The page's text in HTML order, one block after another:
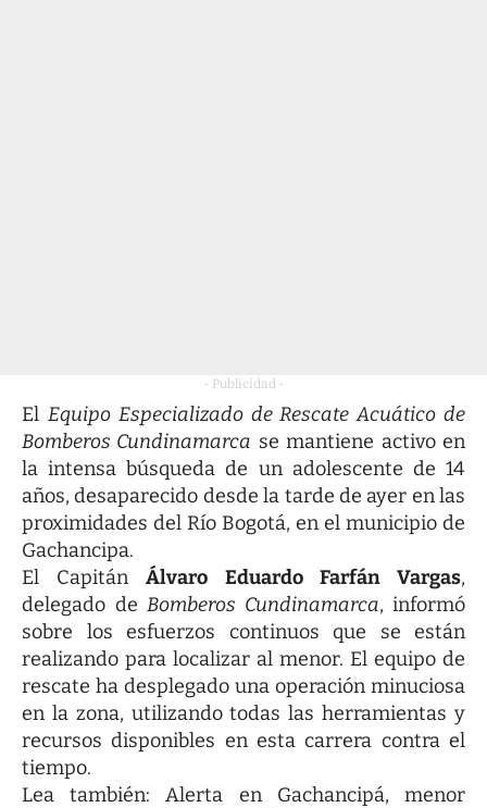
- Publicidad -
El Equipo Especializado de Rescate Acuático de
Bomberos Cundinamarca se mantiene activo en
la intensa búsqueda de un adolescente de 14
años, desaparecido desde la tarde de ayer en las
proximidades del Río Bogotá, en el municipio de
Gachancipa.
El CapitánÁlvaro Eduardo Farfán Vargas,
delegado de Bomberos Cundinamarca, informó
sobre los esfuerzos continuos que se están
realizando para localizar al menor. El equipo de
rescate ha desplegado una operación minuciosa
en la zona, utilizando todas las herramientas y
recursos disponibles en esta carrera contra el
tiempo.
Lea también:Alerta en Gachancipá, menor